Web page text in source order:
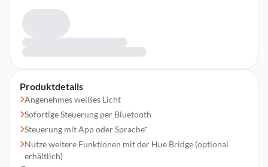
Produktdetails
Angenehmes weißes Licht
Sofortige Steuerung per Bluetooth
Steuerung mit App oder Sprache*
Nutze weitere Funktionen mit der Hue Bridge (optional
erhältlich)